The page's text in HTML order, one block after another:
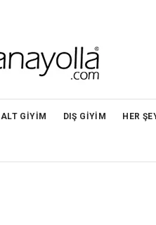
ALT GİYİM DIŞ GİYİM HER